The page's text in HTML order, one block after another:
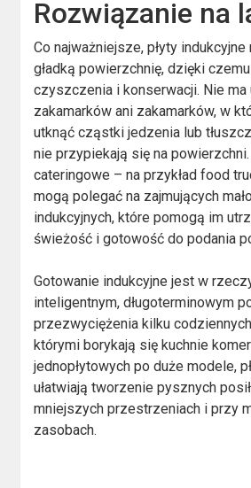
Rozwiązanie na
Co najważniejsze, płyty indukcyjne
gładką powierzchnię, dzięki
czyszczenia i konserwacji. Nie ma
zakamarków ani zakamarków, w
utknąć cząstki jedzenia lub
nie przypiekają się na
cateringowe – na przykład food
mogą polegać na zajmujących
indukcyjnych, które pomogą im
świeżość i gotowość do podania
Gotowanie indukcyjne jest w
inteligentnym, długoterminowym
przezwyciężenia kilku
którymi borykają się kuchnie
jednopłytowych po duże modele,
ułatwiają tworzenie pysznych
mniejszych przestrzeniach i przy
zasobach.